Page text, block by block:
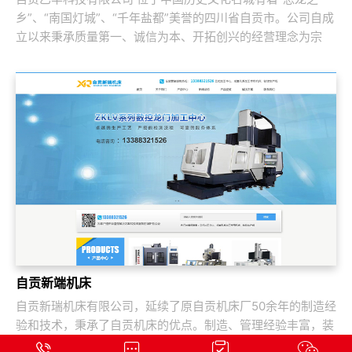
乡”、“南国灯城”、“千年盐都”美誉的四川省自贡市。公司自成
立以来秉承质量第一、诚信为本、开拓创兴的经营理念为宗
自贡新端机床
自贡新瑞机床有限公司，延续了原自贡机床厂50余年的制造经
验和技术，秉承了自贡机床的优点。制造、管理经验丰富，装
备精良。专业生产：Z系列摇臂钻床、Z系列立式钻床、ZLKV